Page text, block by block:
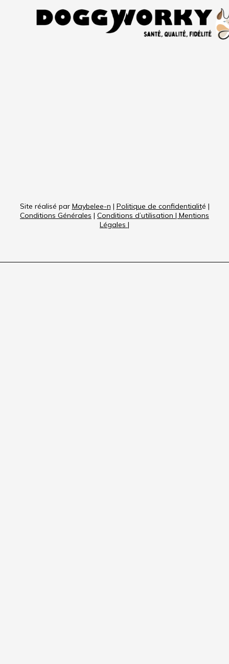
Site réalisé par Maybelee-n | Politique de confidentialité |
Conditions Générales | Conditions d’utilisation | Mentions
Légales |